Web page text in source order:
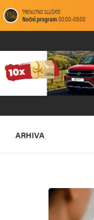
TRENUTNO SLUŠATE
Noćni program00:00-06:00
ARHIVA